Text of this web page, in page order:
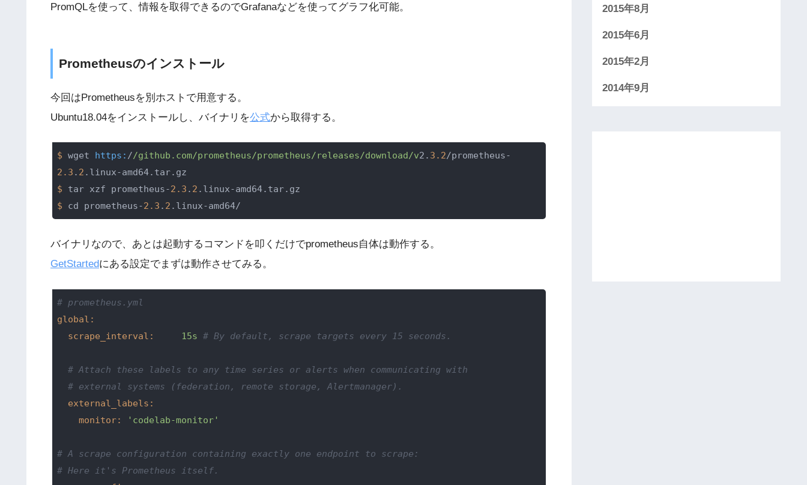
PromQLを使って、情報を取得できるのでGrafanaなどを使ってグラフ化可能。
Prometheusのインストール
今回はPrometheusを別ホストで用意する。
Ubuntu18.04をインストールし、バイナリを公式から取得する。
$ wget https: //github.com/prometheus/prometheus/releases/download/v2. 3.2/prometheus-
2.3 . 2
$ tar xzf prometheus-2.3 . 2
$ cd prometheus-2.3 . 2
バイナリなので、あとは起動するコマンドを叩くだけでprometheus自体は動作する。
GetStartedにある設定でまずは動作させてみる。
# prometheus.yml
global:
scrape_interval:
15s # By default, scrape targets every 15 seconds.
# Attach these labels to any time series or alerts when communicating with
# external systems (federation, remote storage, Alertmanager).
external_labels:
monitor:
'codelab-monitor'
# A scrape configuration containing exactly one endpoint to scrape:
# Here it's Prometheus itself.
2015年8月
2015年6月
2015年2月
2014年9月